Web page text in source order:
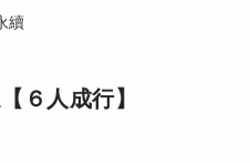
續
６人成行】